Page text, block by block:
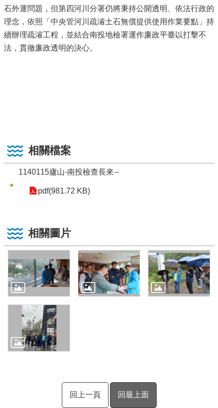
石外運問題，但第四河川分署仍將秉持公開透明、依法行政的
理念，依照「中央管河川疏濬土石無償提供使用作業要點」持
續辦理疏濬工程，並結合南投地檢署運作廉政平臺以打擊不
法，貫徹廉政透明的決心。
相關檔案
1140115廬山-南投檢查長來--
pdf(981.72 KB)
相關圖片
回上一頁 回最上面